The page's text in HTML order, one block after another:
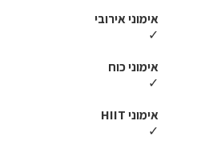
אימוני אירובי
✓
אימוני כוח
✓
אימוני HIIT
✓